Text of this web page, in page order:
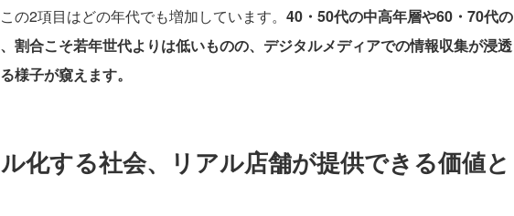
の2項目はどの年代でも増加しています。 40・50代の中高年層や60・70代の
割合こそ若年世代よりは低いものの、デジタルメディアでの情報収集が浸透
様子が窺えます。
化する社会、リアル店舗が提供できる価値と